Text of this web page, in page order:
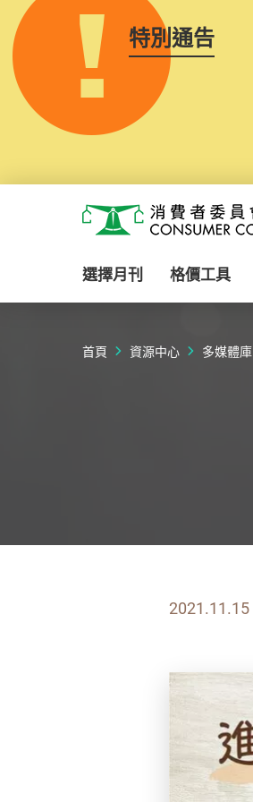
特別通告
消費者委員會
選擇月刊 格價工具
首頁 資源中心 多媒體庫
2021.11.15